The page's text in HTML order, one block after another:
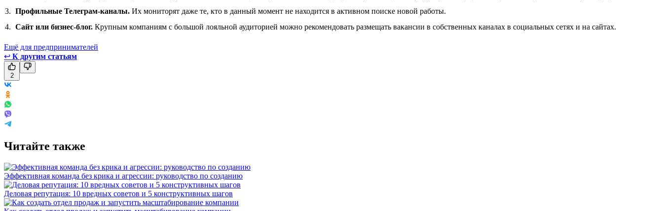
Профильные Телеграм-каналы. Их мониторят даже те, кто в данный момент не находится в активном поиске новой работы.
Сайт или бизнес-блог. Крупным компаниям с большой лояльной аудиторией можно рекомендовать размещать вакансии в собственных каналах в социальных сетях и на сайтах.
Ещё для предпринимателей
↩ К другим статьям
2
Читайте также
Эффективная команда без крика и агрессии: руководство по созданию
Деловая репутация: 10 вредных советов и 5 конструктивных шагов